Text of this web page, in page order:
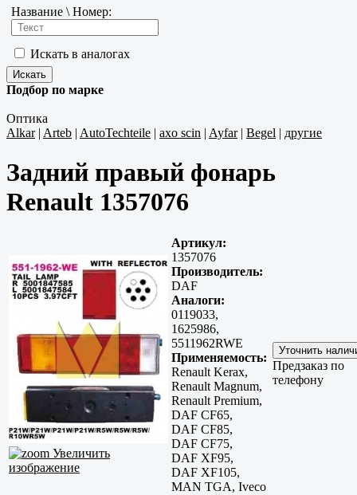
Название \ Номер:
Искать в аналогах
Подбор по марке
Оптика
Alkar| Arteb | AutoTechteile | axo scin | Ayfar| Begel | другие
Задний правый фонарь
Renault 1357076
Увеличить
изображение
Артикул:
1357076
Производитель:
DAF
Аналоги:
0119033,
1625986,
5511962RWE
Применяемость:
Renault Kerax,
Renault Magnum,
Renault Premium,
DAF CF65,
DAF CF85,
DAF CF75,
DAF XF95,
DAF XF105,
MAN TGA, Iveco
Предзаказ по
телефону